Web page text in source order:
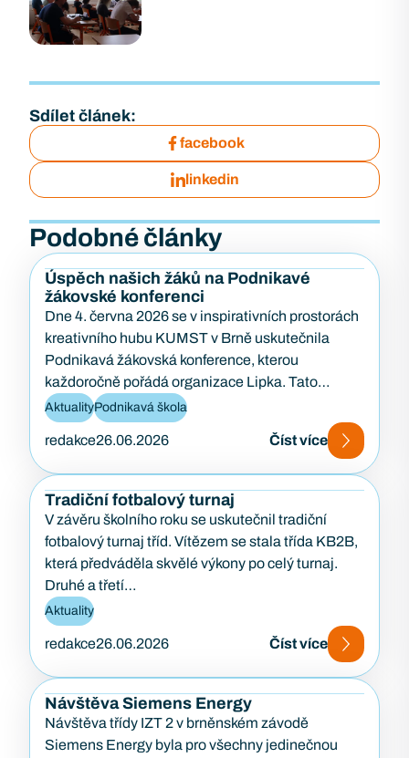
Sdílet článek:
facebook
linkedin
Podobné články
Úspěch našich žáků na Podnikavé
žákovské konferenci
Dne 4. června 2026 se v inspirativních prostorách
kreativního hubu KUMST v Brně uskutečnila
Podnikavá žákovská konference, kterou
každoročně pořádá organizace Lipka. Tato
konference je zaměřena na podporu podnikavosti,
kreativity…
AktualityPodnikavá škola
redakce26.06.2026 Číst více
Tradiční fotbalový turnaj
V závěru školního roku se uskutečnil tradiční
fotbalový turnaj tříd. Vítězem se stala třída KB2B,
která předváděla skvělé výkony po celý turnaj.
Druhé a třetí…
Aktuality
redakce26.06.2026 Číst více
Návštěva Siemens Energy
Návštěva třídy IZT 2 v brněnském závodě
Siemens Energy byla pro všechny jedinečnou